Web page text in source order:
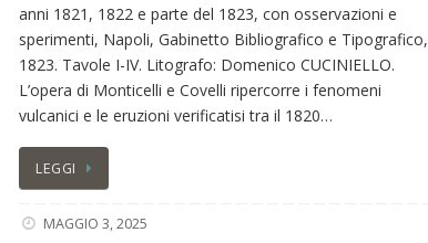
anni 1821, 1822 e parte del 1823, con osservazioni e
sperimenti, Napoli, Gabinetto Bibliografico e Tipografico,
1823. Tavole I-IV. Litografo: Domenico CUCINIELLO.
L’opera di Monticelli e Covelli ripercorre i fenomeni
vulcanici e le eruzioni verificatisi tra il 1820…
LEGGI
MAGGIO 3, 2025